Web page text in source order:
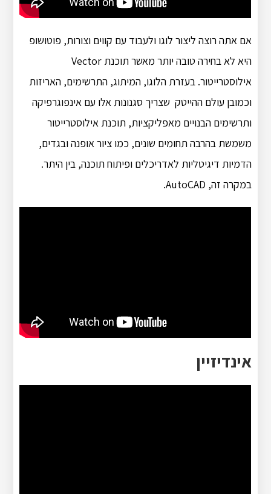
אם אתה רוצה ליצור לוגו ולעבוד עם קווים וצורות, פוטושופ
היא לא בחירה טובה יותר מאשר תוכנת Vector
אילוסטרייטור. בעזרת הלוגו, המיתוג, התרשימים, האריזות
וכמובן עולם ההייטק שצריך סגנונות אלו עם אינפוגרפיקה
ותרשימים הבנויים מאפליקציות, תוכנת אילוסטרייטור
משמשת בהרבה תחומים שונים, כמו ציור אופנה ובגדים,
הדמיות דיגיטליות לאדריכלים ופיתוח תוכנה, בין היתר.
במקרה זה, AutoCAD.
אינדיזיין